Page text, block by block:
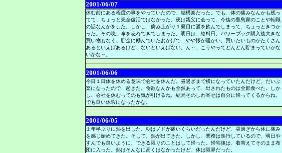
2001/06/07
休む前にある程度の事をやっていたので、結構楽だった。でも、体の痛みなんかも残っ
てて、ちょっと完全復活ではなかった。夜は親父に会って、今後の豊島家のことや転職
の話なんかをした。しかし、病み上がり１発目に酒を飲んでしまって、ちょっときつか
った。その晩、傘を忘れてきてしまった。明日は、給料日。パワーブック購入後大きな
買い物もなく、貯金に励んでいたおかげで、やや懐が暖かい。買いたいものがたくさん
あるといえばあるけど、ないといえばない。ん～、こうやってどんどん貯まっていかな
いかな～。
2001/06/06
今日１日体を休める意味で会社を休んだ。昼過ぎまで横になっていたんだけど、だいぶ
楽になったので、起きた。食欲なんかも全然あって、出されたものは全部食べた。しか
し、会社を休むってのも気が引けるね。結局そのしわ寄せは自分に帰ってくるからね。
でも良い休暇になったかな。
2001/06/05
１年半ぶりに熱を出した。朝はノドが痛いくらいだったんだけど、昼過ぎから体に痛み
を感じ始めてきた。そして、熱が出てきた。しかし、業務は進行しているので、明日や
すんでも良いように、できる限りのことはして帰った。帰宅後は、着替えてそのまま布
団に入った。熱はそんなに高くはなかったけど、体は限界だった。